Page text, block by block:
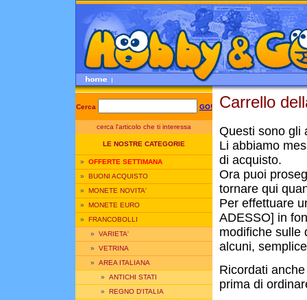
Cerca GO!
cerca l'articolo che ti interessa
LE NOSTRE CATEGORIE
» OFFERTE SETTIMANA
» BUONI ACQUISTO
» MONETE NOVITA'
» MONETE EURO
» FRANCOBOLLI
» VARIETA'
» VETRINA
» AREA ITALIANA
» ANTICHI STATI
» REGNO D'ITALIA
Carrello
Questi sono gli
Li abbiamo
di acquisto.
Ora puoi
tornare qui
Per effettuare
ADESSO] in
modifiche sulle
alcuni,
Ricordati
prima di